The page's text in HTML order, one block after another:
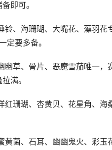
即可。
、海珊瑚、大嘴花、藻羽花
定要多备。
幽草、骨片、恶魔雪茄唯一
满。
红珊瑚、杏黄贝、花星角、
黄菌、石耳、幽幽鬼火、彩